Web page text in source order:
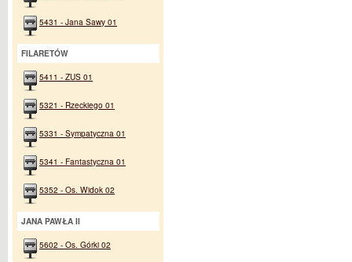
5431 - Jana Sawy 01
FILARETÓW
5411 - ZUS 01
5321 - Rzeckiego 01
5331 - Sympatyczna 01
5341 - Fantastyczna 01
5352 - Os. Widok 02
JANA PAWŁA II
5602 - Os. Górki 02